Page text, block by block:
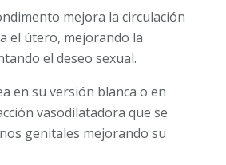
mejora la circulación
el útero, mejorando la
el deseo sexual.
en su versión blanca o en
vasodilatadora que se
genitales mejorando su